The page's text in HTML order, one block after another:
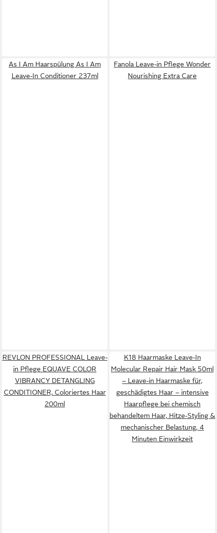
As I Am Haarspülung As I Am
Leave-In Conditioner 237ml
Fanola Leave-in Pflege Wonder
Nourishing Extra Care
REVLON PROFESSIONAL Leave-
in Pflege EQUAVE COLOR
VIBRANCY DETANGLING
CONDITIONER, Coloriertes Haar
200ml
K18 Haarmaske Leave-In
Molecular Repair Hair Mask 50ml
– Leave-in Haarmaske für,
geschädigtes Haar – intensive
Haarpflege bei chemisch
behandeltem Haar, Hitze-Styling &
mechanischer Belastung, 4
Minuten Einwirkzeit